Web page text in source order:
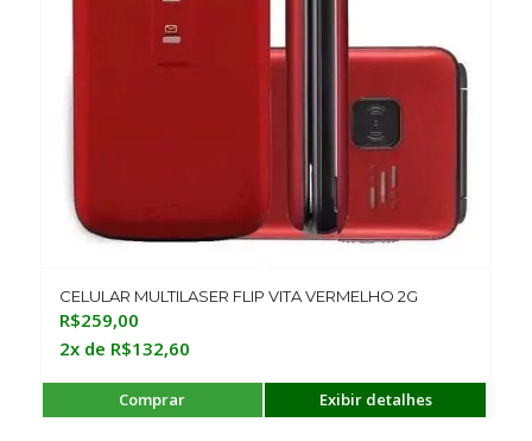
CELULAR MULTILASER FLIP VITA VERMELHO 2G
R$259,00
2x de R$132,60
Comprar Exibir detalhes